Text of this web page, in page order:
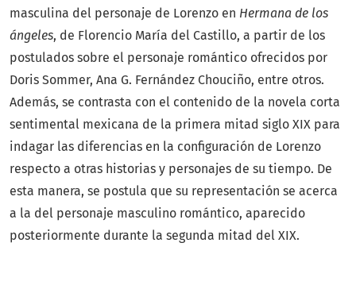
masculina del personaje de Lorenzo en Hermana de los
ángeles, de Florencio María del Castillo, a partir de los
postulados sobre el personaje romántico ofrecidos por
Doris Sommer, Ana G. Fernández Chouciño, entre otros.
Además, se contrasta con el contenido de la novela corta
sentimental mexicana de la primera mitad siglo XIX para
indagar las diferencias en la configuración de Lorenzo
respecto a otras historias y personajes de su tiempo. De
esta manera, se postula que su representación se acerca
a la del personaje masculino romántico, aparecido
posteriormente durante la segunda mitad del XIX.